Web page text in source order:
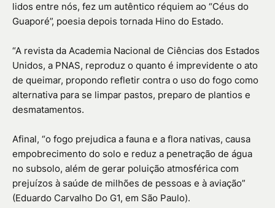
lidos entre nós, fez um autêntico réquiem ao “Céus do
Guaporé”, poesia depois tornada Hino do Estado.
“A revista da Academia Nacional de Ciências dos Estados
Unidos, a PNAS, reproduz o quanto é imprevidente o ato
de queimar, propondo refletir contra o uso do fogo como
alternativa para se limpar pastos, preparo de plantios e
desmatamentos.
Afinal, “o fogo prejudica a fauna e a flora nativas, causa
empobrecimento do solo e reduz a penetração de água
no subsolo, além de gerar poluição atmosférica com
prejuízos à saúde de milhões de pessoas e à aviação”
(Eduardo Carvalho Do G1, em São Paulo).